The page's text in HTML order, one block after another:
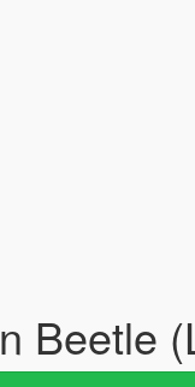
Beetle